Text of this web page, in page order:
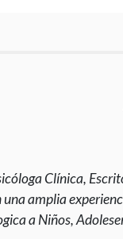
Clínica,
amplia
a Niños,